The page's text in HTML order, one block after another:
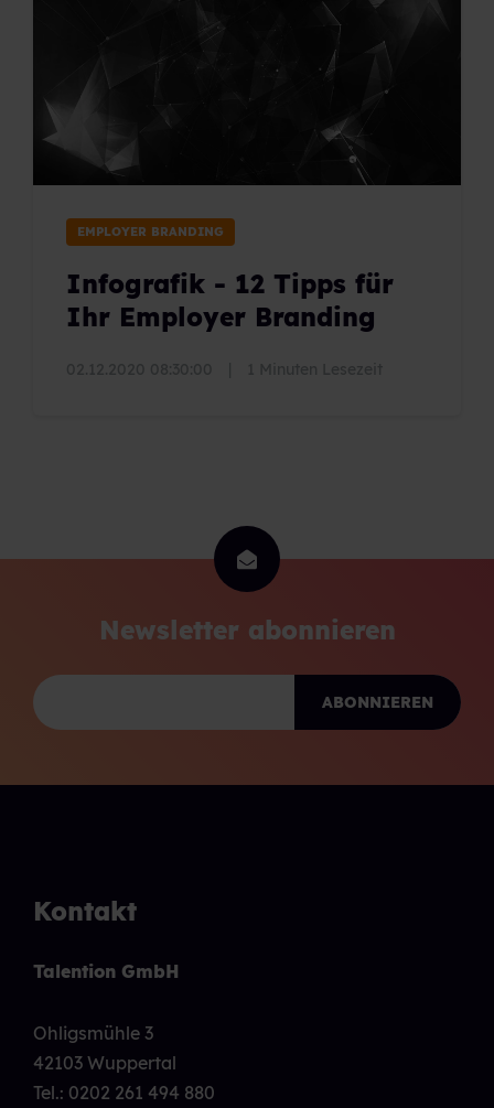
EMPLOYER BRANDING
Infografik - 12 Tipps für
Ihr Employer Branding
Newsletter abonnieren
Kontakt
Talention GmbH
Ohligsmühle 3
42103 Wuppertal
Tel.: 0202 261 494 880